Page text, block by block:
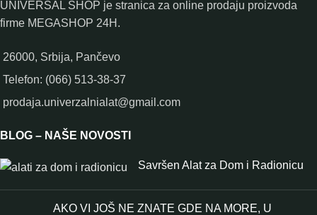
UNIVERSAL SHOP je stranica za online prodaju proizvoda
firme MEGASHOP 24H.
26000, Srbija, Pančevo
Telefon: (066) 513-38-37
prodaja.univerzalnialat@gmail.com
BLOG – NAŠE NOVOSTI
Savršen Alat za Dom i Radionicu
AKO VI JOŠ NE ZNATE GDE NA MORE, U